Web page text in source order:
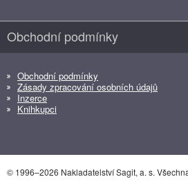
Obchodní podmínky
Obchodní podmínky
Zásady zpracování osobních údajů
Inzerce
Knihkupci
© 1996–2026 Nakladatelství Sagit, a. s.